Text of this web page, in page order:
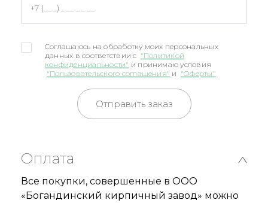
Соглашаюсь на обработку моих персональных
данных в соответствии с "Политикой
конфиденциальности" и принимаю условия
"Пользовательского соглашения" и "Оферты"
Отправить заказ
Оплата
Все покупки, совершенные в ООО
«Богандинский кирпичный завод» можно